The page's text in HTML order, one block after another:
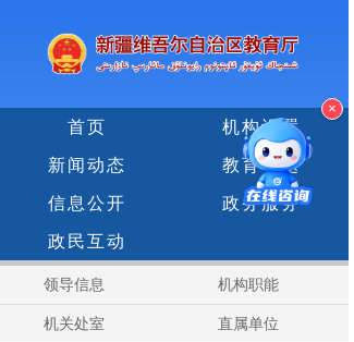
首页 机构设置
新闻动态 教育专题
信息公开 政务服务
政民互动
领导信息 机构职能
机关处室 直属单位
×